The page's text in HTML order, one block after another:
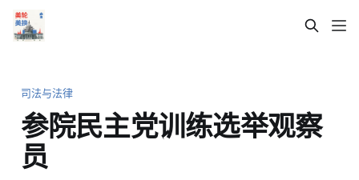
司法与法律
参院民主党训练选举观察
员